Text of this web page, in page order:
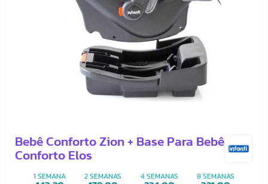
Bebê Conforto Zion + Base Para Bebê
Conforto Elos
1 SEMANA 2 SEMANAS 4 SEMANAS 8 SEMANAS